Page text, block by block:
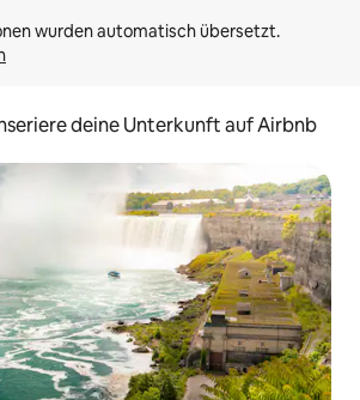
deine Unterkunft auf Airbnb